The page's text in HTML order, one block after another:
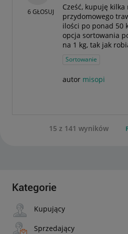
Kategorie
Kupujący
Sprzedający
6GŁOSUJ
Cześć, kupuję
przydomowego
ilości po ponad 50
opcja sortowania
na 1 kg, tak jak
Sortowanie
autor misopi
15 z 141 wyników